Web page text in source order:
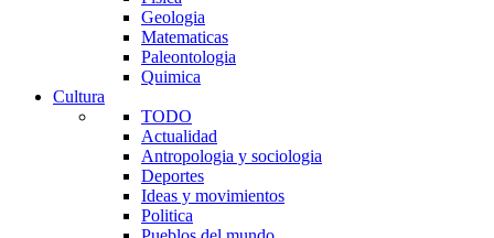
Geologia
Matematicas
Paleontologia
Quimica
Cultura
TODO
Actualidad
Antropologia y sociologia
Deportes
Ideas y movimientos
Politica